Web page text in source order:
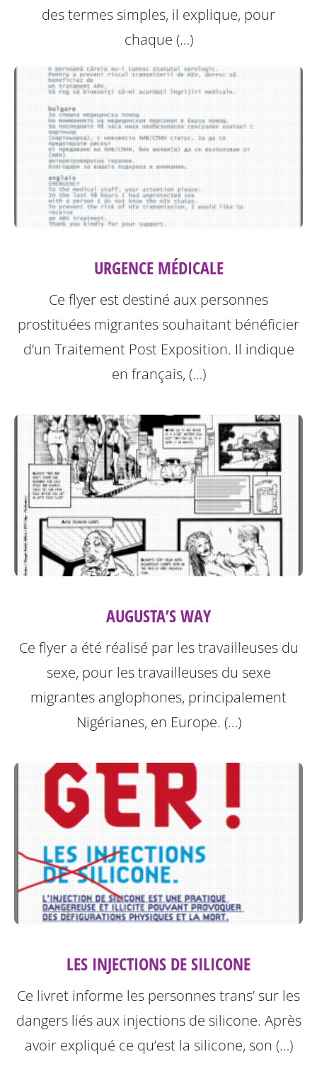
des termes simples, il explique, pour
chaque (…)
URGENCE MÉDICALE
Ce flyer est destiné aux personnes
prostituées migrantes souhaitant bénéficier
d’un Traitement Post Exposition. Il indique
en français, (…)
AUGUSTA’S WAY
Ce flyer a été réalisé par les travailleuses du
sexe, pour les travailleuses du sexe
migrantes anglophones, principalement
Nigérianes, en Europe. (…)
LES INJECTIONS DE SILICONE
Ce livret informe les personnes trans’ sur les
dangers liés aux injections de silicone. Après
avoir expliqué ce qu’est la silicone, son (…)